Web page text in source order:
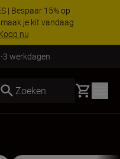
| Bespaar 15% op
je kit vandaag
nu
3 werkdagen
Zoeken Basket